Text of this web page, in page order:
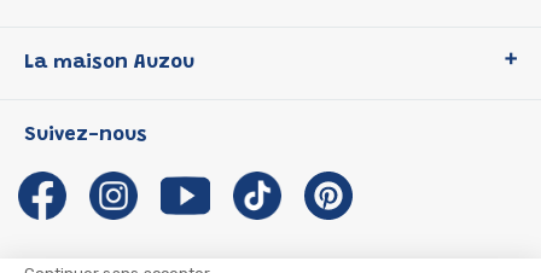
P'tit Loup
Les Influenceuses
Migali
Petite Taupe
La maison Auzou
Notre histoire
Auzou s'engage
Auteurs et illustrateurs Auzou
Suivez-nous